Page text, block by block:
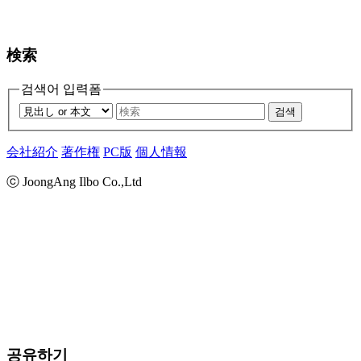
検索
검색어 입력폼
검색
会社紹介 著作権 PC版 個人情報
ⓒ JoongAng Ilbo Co.,Ltd
공유하기